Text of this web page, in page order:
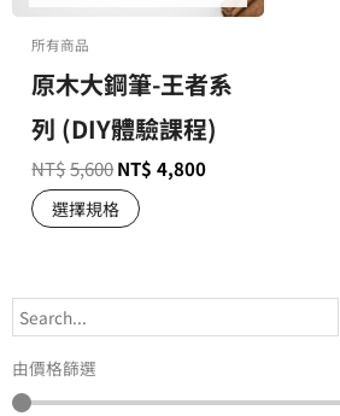
由價格篩選
所有商品
原木大鋼筆-王者系
列 (DIY體驗課程)
NT$5,600NT$ 4,800
選擇規格